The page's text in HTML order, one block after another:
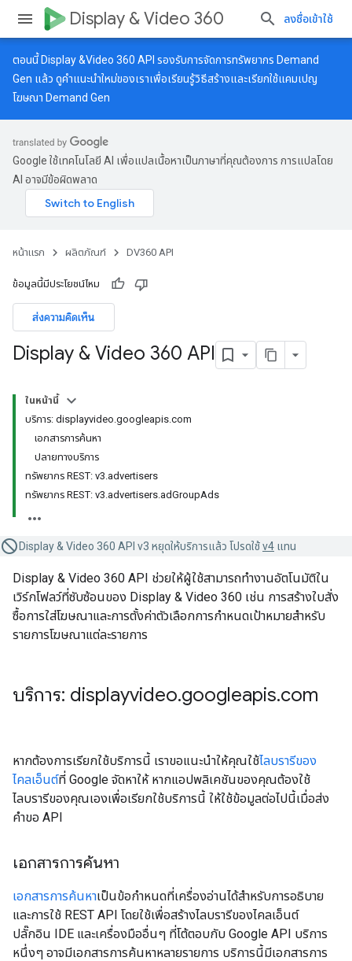
Display & Video 360 ลงชื่อเข้าใช้
ตอนนี้ Display &Video 360 API รองรับการจัดการทรัพยากร Demand
Gen แล้ว ดูคำแนะนำใหม่ของเราเพื่อเรียนรู้วิธีสร้างและเรียกใช้แคมเปญ
โฆษณา Demand Gen
Google ใช้เทคโนโลยี AI เพื่อแปลเนื้อหาเป็นภาษาที่คุณต้องการ การแปลโดย
AI อาจมีข้อผิดพลาด
หน้าแรก ผลิตภัณฑ์ DV360 API
ข้อมูลนี้มีประโยชน์ไหม
ส่งความคิดเห็น
Display & Video 360 API
ในหน้านี้
บริการ: displayvideo.googleapis.com
เอกสารการค้นหา
ปลายทางบริการ
ทรัพยากร REST: v3.advertisers
ทรัพยากร REST: v3.advertisers.adGroupAds
Display & Video 360 API v3 หยุดให้บริการแล้ว โปรดใช้v4 แทน
Display & Video 360 API ช่วยให้ผู้ใช้สามารถทำงานอัตโนมัติใน
เวิร์กโฟลว์ที่ซับซ้อนของ Display & Video 360 เช่น การสร้างใบสั่ง
ซื้อการใส่โฆษณาและการตั้งค่าตัวเลือกการกำหนดเป้าหมายสำหรับ
รายการโฆษณาแต่ละรายการ
บริการ: displayvideo.googleapis.com
หากต้องการเรียกใช้บริการนี้ เราขอแนะนำให้คุณใช้ไลบรารีของ
ไคลเอ็นต์ที่ Google จัดหาให้ หากแอปพลิเคชันของคุณต้องใช้
ไลบรารีของคุณเองเพื่อเรียกใช้บริการนี้ ให้ใช้ข้อมูลต่อไปนี้เมื่อส่ง
คำขอ API
เอกสารการค้นหา
เอกสารการค้นหาเป็นข้อกำหนดที่เครื่องอ่านได้สำหรับการอธิบาย
และการใช้ REST API โดยใช้เพื่อสร้างไลบรารีของไคลเอ็นต์
ปลั๊กอิน IDE และเครื่องมืออื่นๆ ที่โต้ตอบกับ Google API บริการ
หนึ่งๆ อาจมีเอกสารการค้นหาหลายรายการ บริการนี้มีเอกสารการ